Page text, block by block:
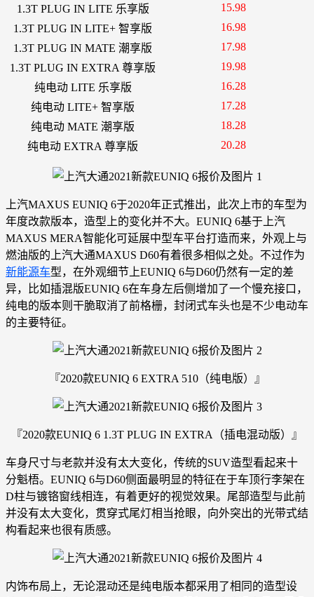
1.3T PLUG IN LITE 乐享版
15.98
1.3T PLUG IN LITE+ 智享版
16.98
1.3T PLUG IN MATE 潮享版
17.98
1.3T PLUG IN EXTRA 尊享版
19.98
纯电动 LITE 乐享版
16.28
纯电动 LITE+ 智享版
17.28
纯电动 MATE 潮享版
18.28
纯电动 EXTRA 尊享版
20.28
上汽MAXUS EUNIQ 6于2020年正式推出，此次上市的车型为
年度改款版本，造型上的变化并不大。EUNIQ 6基于上汽
MAXUS MERA智能化可延展中型车平台打造而来，外观上与
燃油版的上汽大通MAXUS D60有着很多相似之处。不过作为
新能源车型，在外观细节上EUNIQ 6与D60仍然有一定的差
异，比如插混版EUNIQ 6在车身左后侧增加了一个慢充接口，
纯电的版本则干脆取消了前格栅，封闭式车头也是不少电动车
的主要特征。
『2020款EUNIQ 6 EXTRA 510（纯电版）』
『2020款EUNIQ 6 1.3T PLUG IN EXTRA（插电混动版）』
车身尺寸与老款并没有太大变化，传统的SUV造型看起来十
分魁梧。EUNIQ 6与D60侧面最明显的特征在于车顶行李架在
D柱与镀铬窗线相连，有着更好的视觉效果。尾部造型与此前
并没有太大变化，贯穿式尾灯相当抢眼，向外突出的光带式结
构看起来也很有质感。
内饰布局上，无论混动还是纯电版本都采用了相同的造型设